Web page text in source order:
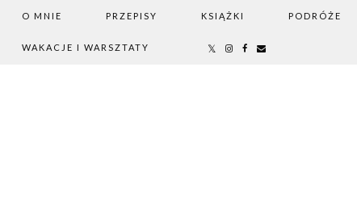
O MNIE PRZEPISY KSIĄŻKI PODRÓŻE
WAKACJE I WARSZTATY